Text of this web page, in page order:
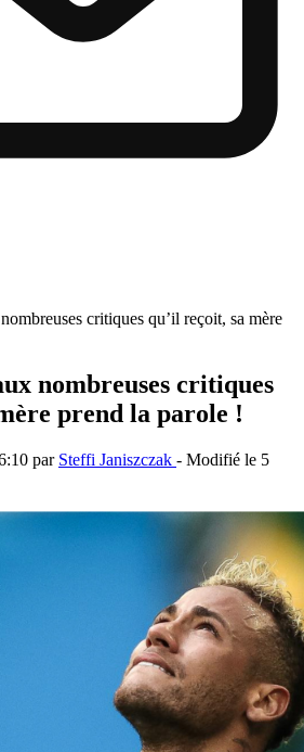
critiques qu’il reçoit, sa mère
nombreuses critiques
prend la parole !
par Steffi Janiszczak - Modifié le 5